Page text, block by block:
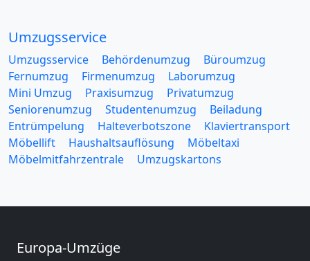
Umzugsservice
Umzugsservice Behördenumzug
Büroumzug
Fernumzug
Firmenumzug
Laborumzug
Mini Umzug
Praxisumzug
Privatumzug
Seniorenumzug
Studentenumzug
Beiladung
Entrümpelung
Halteverbotszone
Klaviertransport
Möbellift
Haushaltsauflösung
Möbeltaxi
Möbelmitfahrzentrale
Umzugskartons
Europa-Umzüge